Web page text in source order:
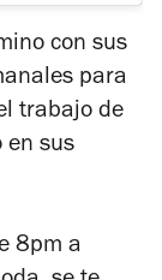
con sus
para
trabajo de
en sus
8pm a